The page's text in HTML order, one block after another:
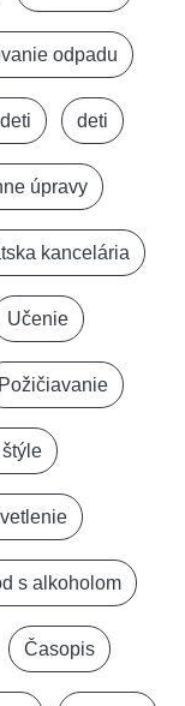
odpadu
deti
úpravy
kancelária
Učenie
Požičiavanie
s alkoholom
Časopis